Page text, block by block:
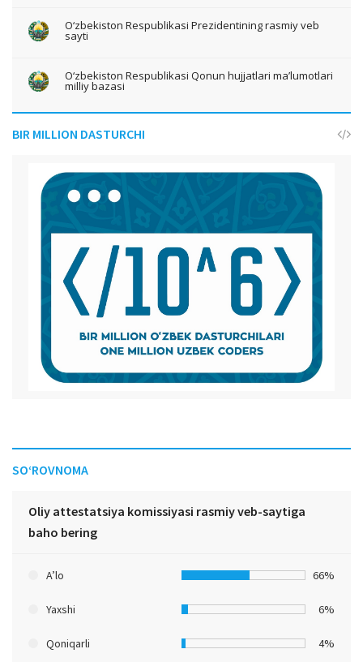
O‘zbekiston Respublikasi Prezidentining rasmiy veb
sayti
O‘zbekiston Respublikasi Qonun hujjatlari ma’lumotlari
milliy bazasi
BIR MILLION DASTURCHI
SO‘ROVNOMA
Oliy attestatsiya komissiyasi rasmiy veb-saytiga
baho bering
A’lo 66%
Yaxshi 6%
Qoniqarli 4%